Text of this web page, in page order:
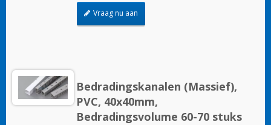
Vraag nu aan
Bedradingskanalen (Massief),
PVC, 40x40mm,
Bedradingsvolume 60-70 stuks